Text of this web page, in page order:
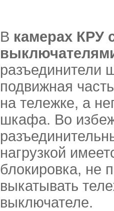
В камерах КРУ
разъединители
подвижная
на тележке, а
шкафа. Во
нагрузкой
блокировка, не
выкатывать
выключателе.